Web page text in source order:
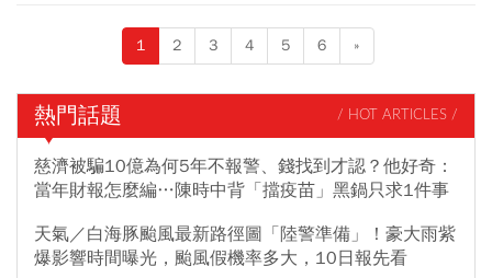
爽之餘，也別忽略聽力健康。
1 2 3 4 5 6 »
熱門話題 / HOT ARTICLES /
慈濟被騙10億為何5年不報警、錢找到才認？他好奇：
當年財報怎麼編…陳時中背「擋疫苗」黑鍋只求1件事
天氣／白海豚颱風最新路徑圖「陸警準備」！豪大雨紫
爆影響時間曝光，颱風假機率多大，10日報先看